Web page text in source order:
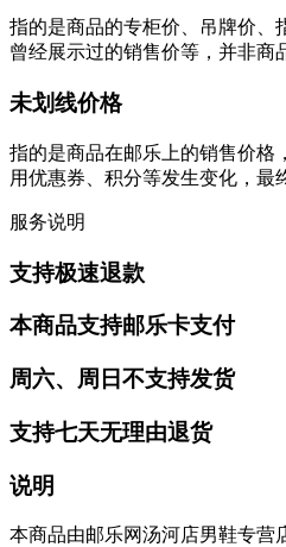
指的是商品的专柜价、吊牌价、
曾经展示过的销售价等，并非商
未划线价格
指的是商品在邮乐上的销售价格
用优惠券、积分等发生变化，最
服务说明
支持极速退款
本商品支持邮乐卡支付
周六、周日不支持发货
支持七天无理由退货
说明
本商品由邮乐网汤河店男鞋专营